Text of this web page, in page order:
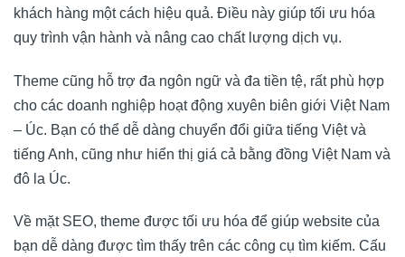
khách hàng một cách hiệu quả. Điều này giúp tối ưu hóa
quy trình vận hành và nâng cao chất lượng dịch vụ.
Theme cũng hỗ trợ đa ngôn ngữ và đa tiền tệ, rất phù hợp
cho các doanh nghiệp hoạt động xuyên biên giới Việt Nam
– Úc. Bạn có thể dễ dàng chuyển đổi giữa tiếng Việt và
tiếng Anh, cũng như hiển thị giá cả bằng đồng Việt Nam và
đô la Úc.
Về mặt SEO, theme được tối ưu hóa để giúp website của
bạn dễ dàng được tìm thấy trên các công cụ tìm kiếm. Cấu